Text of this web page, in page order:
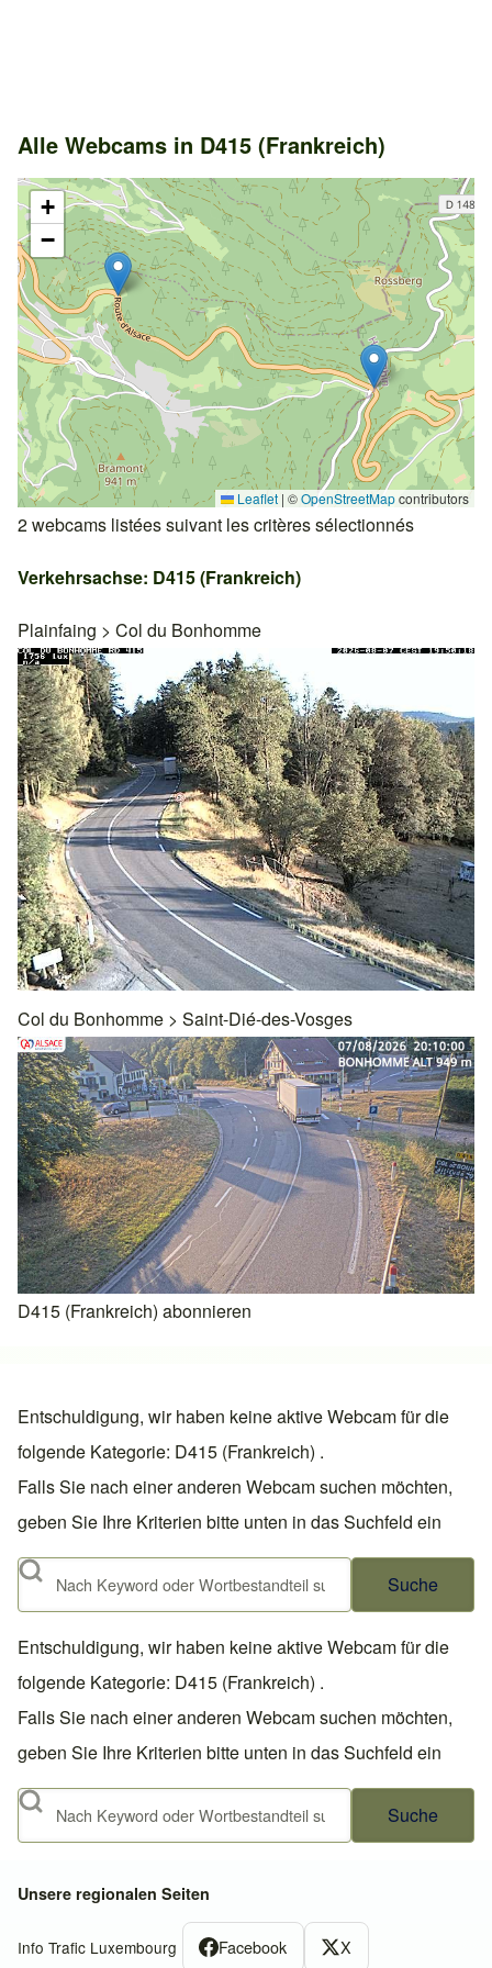
Alle Webcams in D415 (Frankreich)
+
−
Leaflet | ©OpenStreetMapcontributors
2 webcams listées suivant les critères sélectionnés
Verkehrsachse: D415 (Frankreich)
Plainfaing > Col du Bonhomme
Col du Bonhomme > Saint-Dié-des-Vosges
D415 (Frankreich) abonnieren
Entschuldigung, wir haben keine aktive Webcam für die
folgende Kategorie: D415 (Frankreich) .
Falls Sie nach einer anderen Webcam suchen möchten,
geben Sie Ihre Kriterien bitte unten in das Suchfeld ein
Suche
Entschuldigung, wir haben keine aktive Webcam für die
folgende Kategorie: D415 (Frankreich) .
Falls Sie nach einer anderen Webcam suchen möchten,
geben Sie Ihre Kriterien bitte unten in das Suchfeld ein
Suche
Unsere regionalen Seiten
Info Trafic Luxembourg Facebook X